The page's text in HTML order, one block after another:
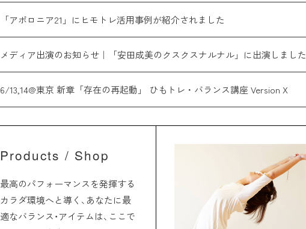
「アポロニア21」にヒモトレ活用事例が紹介されました
メディア出演のお知らせ｜「安田成美のクスクスナルナル」に出演しました
6/13,14@東京 新章「存在の再起動」 ひもトレ・バランス講座 Version X
Products / Shop
最高のパフォーマンスを発揮する
カラダ環境へと導く、あなたに最
適なバランス・アイテムは、ここで